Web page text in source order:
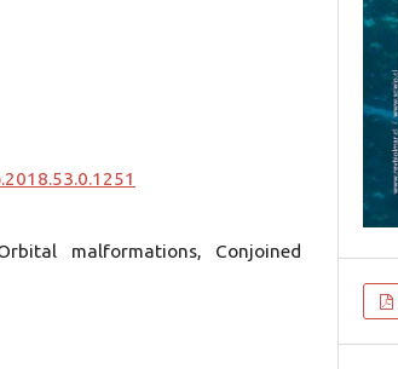
malformations, Conjoined